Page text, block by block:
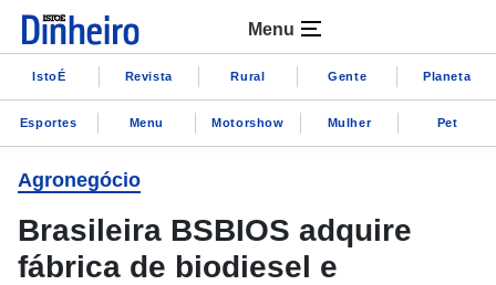
Menu
IstoÉ Revista Rural Gente Planeta
Esportes Menu Motorshow Mulher Pet
Agronegócio
Brasileira BSBIOS adquire
fábrica de biodiesel e